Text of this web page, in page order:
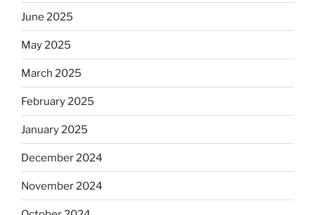
June 2025
May 2025
March 2025
February 2025
January 2025
December 2024
November 2024